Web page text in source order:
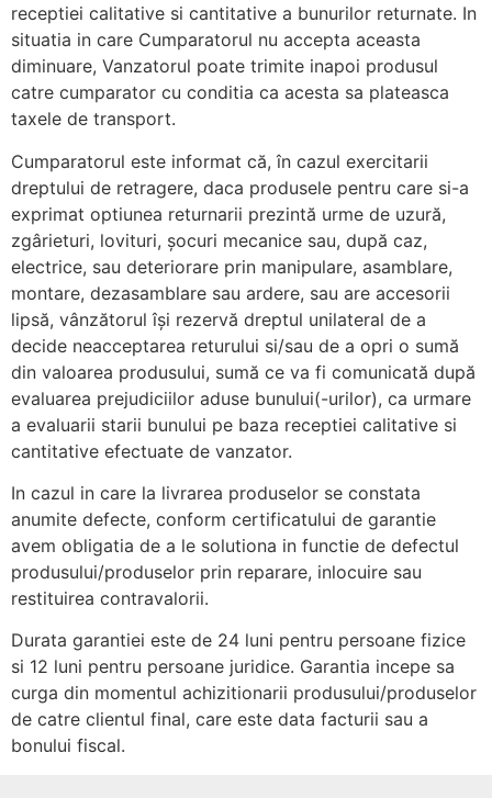
receptiei calitative si cantitative a bunurilor returnate. In
situatia in care Cumparatorul nu accepta aceasta
diminuare, Vanzatorul poate trimite inapoi produsul
catre cumparator cu conditia ca acesta sa plateasca
taxele de transport.
Cumparatorul este informat că, în cazul exercitarii
dreptului de retragere, daca produsele pentru care si-a
exprimat optiunea returnarii prezintă urme de uzură,
zgârieturi, lovituri, șocuri mecanice sau, după caz,
electrice, sau deteriorare prin manipulare, asamblare,
montare, dezasamblare sau ardere, sau are accesorii
lipsă, vânzătorul își rezervă dreptul unilateral de a
decide neacceptarea returului si/sau de a opri o sumă
din valoarea produsului, sumă ce va fi comunicată după
evaluarea prejudiciilor aduse bunului(-urilor), ca urmare
a evaluarii starii bunului pe baza receptiei calitative si
cantitative efectuate de vanzator.
In cazul in care la livrarea produselor se constata
anumite defecte, conform certificatului de garantie
avem obligatia de a le solutiona in functie de defectul
produsului/produselor prin reparare, inlocuire sau
restituirea contravalorii.
Durata garantiei este de 24 luni pentru persoane fizice
si 12 luni pentru persoane juridice. Garantia incepe sa
curga din momentul achizitionarii produsului/produselor
de catre clientul final, care este data facturii sau a
bonului fiscal.